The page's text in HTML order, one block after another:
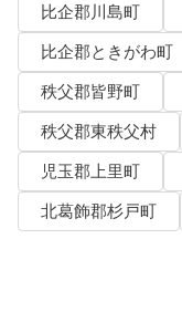
比企郡川島町
比企郡ときがわ町
秩父郡皆野町
秩父郡東秩父村
児玉郡上里町
北葛飾郡杉戸町